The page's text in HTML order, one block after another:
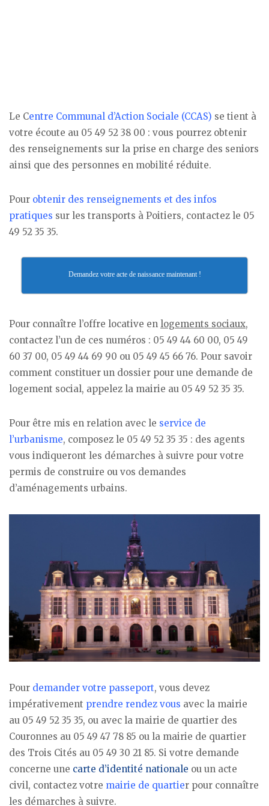
Le Centre Communal d’Action Sociale (CCAS) se tient à
votre écoute au 05 49 52 38 00 : vous pourrez obtenir
des renseignements sur la prise en charge des seniors
ainsi que des personnes en mobilité réduite.
Pour obtenir des renseignements et des infos
pratiques sur les transports à Poitiers, contactez le 05
49 52 35 35.
Demandez votre acte de naissance maintenant !
Pour connaître l’offre locative en logements sociaux,
contactez l’un de ces numéros : 05 49 44 60 00, 05 49
60 37 00, 05 49 44 69 90 ou 05 49 45 66 76. Pour savoir
comment constituer un dossier pour une demande de
logement social, appelez la mairie au 05 49 52 35 35.
Pour être mis en relation avec le service de
l’urbanisme, composez le 05 49 52 35 35 : des agents
vous indiqueront les démarches à suivre pour votre
permis de construire ou vos demandes
d’aménagements urbains.
Pour demander votre passeport, vous devez
impérativement prendre rendez vous avec la mairie
au 05 49 52 35 35, ou avec la mairie de quartier des
Couronnes au 05 49 47 78 85 ou la mairie de quartier
des Trois Cités au 05 49 30 21 85. Si votre demande
concerne une carte d’identité nationale ou un acte
civil, contactez votre mairie de quartier pour connaître
les démarches à suivre.